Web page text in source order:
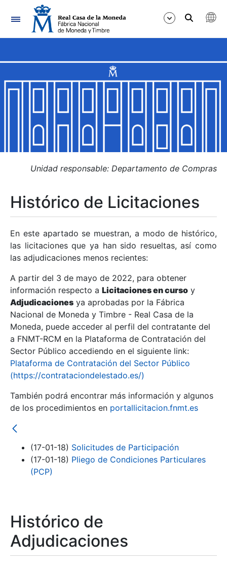
Navegación
Mostrar/Ocultar
Mostrar/Ocultar
Mostrar/Ocultar
Mostrar/Ocultar
Mostrar/Ocultar
Mostrar/Ocultar
Unidad responsable: Departamento de Compras
Histórico de Licitaciones
En este apartado se muestran, a modo de histórico,
las licitaciones que ya han sido resueltas, así como
las adjudicaciones menos recientes:
A partir del 3 de mayo de 2022, para obtener
información respecto a Licitaciones en curso y
Adjudicaciones ya aprobadas por la Fábrica
Nacional de Moneda y Timbre - Real Casa de la
Moneda, puede acceder al perfil del contratante del
a FNMT-RCM en la Plataforma de Contratación del
Sector Público accediendo en el siguiente link:
Plataforma de Contratación del Sector Público
(https://contrataciondelestado.es/)
También podrá encontrar más información y algunos
de los procedimientos en portallicitacion.fnmt.es
(17-01-18) Solicitudes de Participación
(17-01-18) Pliego de Condiciones Particulares
(PCP)
Histórico de
Adjudicaciones